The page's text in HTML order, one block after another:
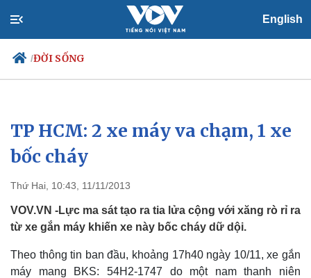
English
/ĐỜI SỐNG
Chính trị
Đảng
Tổ chức nhân sự
Nhận diện sự thật
Xã hội
Việc làm
Biển đảo
TP HCM: 2 xe máy va chạm, 1 xe
bốc cháy
Thứ Hai, 10:43, 11/11/2013
VOV.VN -Lực ma sát tạo ra tia lửa cộng với xăng rò rỉ ra
từ xe gắn máy khiến xe này bốc cháy dữ dội.
Theo thông tin ban đầu, khoảng 17h40 ngày 10/11, xe gắn
máy mang BKS: 54H2-1747 do một nam thanh niên